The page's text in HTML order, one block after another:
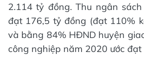
2.114 tỷ đồng. Thu ngân
đạt 176,5 tỷ đồng (đạt 110%
và bằng 84% HĐND huyện
công nghiệp năm 2020 ước